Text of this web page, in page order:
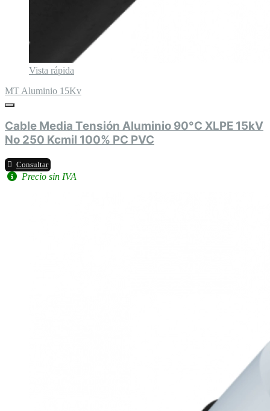
Vista rápida
MT Aluminio 15Kv
Cable Media Tensión Aluminio 90°C XLPE 15kV
No 250 Kcmil 100% PC PVC
Consultar
Precio sin IVA